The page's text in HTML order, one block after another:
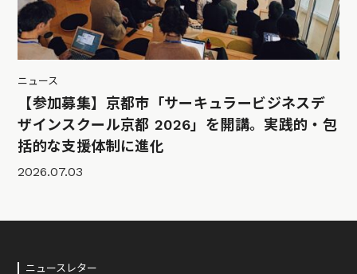
ニュース
【参加募集】京都市「サーキュラービジネスデ
ザインスクール京都 2026」を開講。実践的・包
括的な支援体制に進化
2026.07.03
ニュースレター